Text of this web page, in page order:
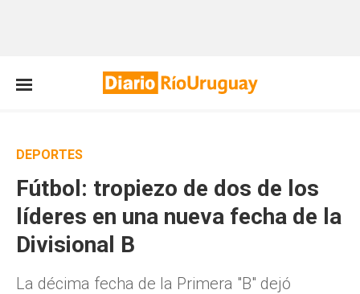
DEPORTES
Fútbol: tropiezo de dos de los
líderes en una nueva fecha de la
Divisional B
La décima fecha de la Primera "B" dejó